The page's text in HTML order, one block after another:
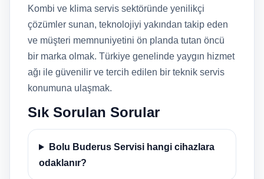
Kombi ve klima servis sektöründe yenilikçi
çözümler sunan, teknolojiyi yakından takip eden
ve müşteri memnuniyetini ön planda tutan öncü
bir marka olmak. Türkiye genelinde yaygın hizmet
ağı ile güvenilir ve tercih edilen bir teknik servis
konumuna ulaşmak.
Sık Sorulan Sorular
Bolu Buderus Servisi hangi cihazlara
odaklanır?